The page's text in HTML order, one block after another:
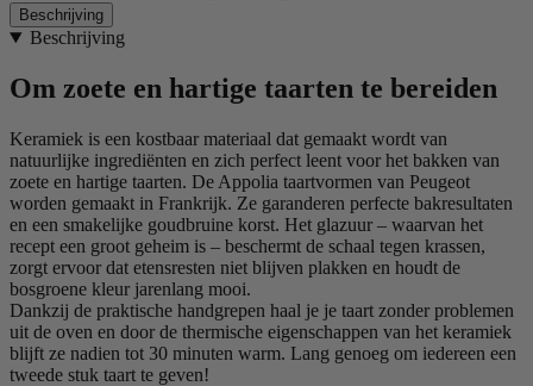
Beschrijving
Beschrijving
Om zoete en hartige taarten te bereiden
Keramiek is een kostbaar materiaal dat gemaakt wordt van
natuurlijke ingrediënten en zich perfect leent voor het bakken van
zoete en hartige taarten. De Appolia taartvormen van Peugeot
worden gemaakt in Frankrijk. Ze garanderen perfecte bakresultaten
en een smakelijke goudbruine korst. Het glazuur – waarvan het
recept een groot geheim is – beschermt de schaal tegen krassen,
zorgt ervoor dat etensresten niet blijven plakken en houdt de
bosgroene kleur jarenlang mooi.
Dankzij de praktische handgrepen haal je je taart zonder problemen
uit de oven en door de thermische eigenschappen van het keramiek
blijft ze nadien tot 30 minuten warm. Lang genoeg om iedereen een
tweede stuk taart te geven!